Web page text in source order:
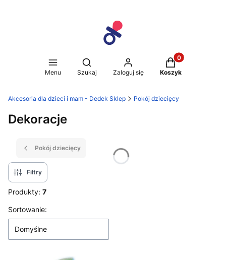
Menu
Otwórz wyszukiwarkę
Szukaj Zaloguj się
Produkty w
Koszyk
Akcesoria dla dzieci i mam - Dedek Sklep Pokój dziecięcy
Dekoracje
Pokój dziecięcy
Filtry
Produkty: 7
Lista produktów
Sortowanie:
Domyślne